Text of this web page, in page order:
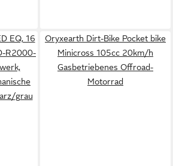
EQ, 16
R2000-
grau
Oryxearth Dirt-Bike Pocket bike
Minicross 105cc 20km/h
Gasbetriebenes Offroad-
Motorrad